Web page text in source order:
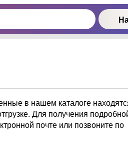
в нашем каталоге
Для получения
почте или позвоните по